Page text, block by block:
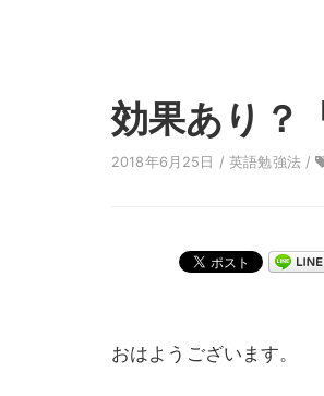
効果あり？
2018年6月25日 /英語勉強法/
おはようございます。